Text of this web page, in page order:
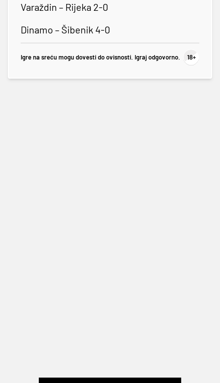
Varaždin – Rijeka 2-0
Dinamo – Šibenik 4-0
Igre na sreću mogu dovesti do ovisnosti. Igraj odgovorno.